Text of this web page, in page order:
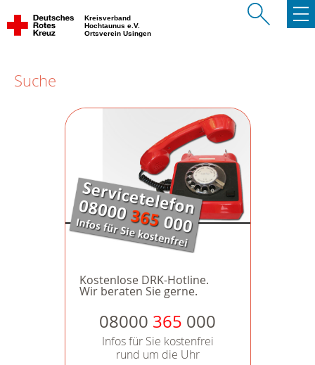
Kreisverband
Hochtaunus e.V.
Ortsverein Usingen
Suche
Kostenlose DRK-Hotline.
Wir beraten Sie gerne.
08000 365 000
Infos für Sie kostenfrei
rund um die Uhr